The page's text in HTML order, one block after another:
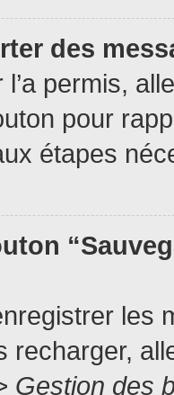
des
l’a permis,
pour
étapes
recharger,
Gestion des